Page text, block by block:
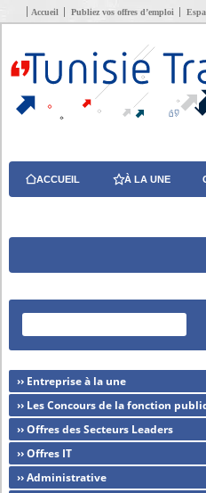
Accueil Publiez vos offres d’emploi
ACCUEIL À LA UNE
›› Entreprise à la une
›› Les Concours de la fonction
›› Offres des Secteurs Leaders
›› Offres IT
›› Administrative